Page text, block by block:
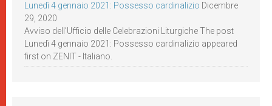
Lunedì 4 gennaio 2021: Possesso cardinalizio Dicembre
29, 2020
Avviso dell’Ufficio delle Celebrazioni Liturgiche The post
Lunedì 4 gennaio 2021: Possesso cardinalizio appeared
first on ZENIT - Italiano.